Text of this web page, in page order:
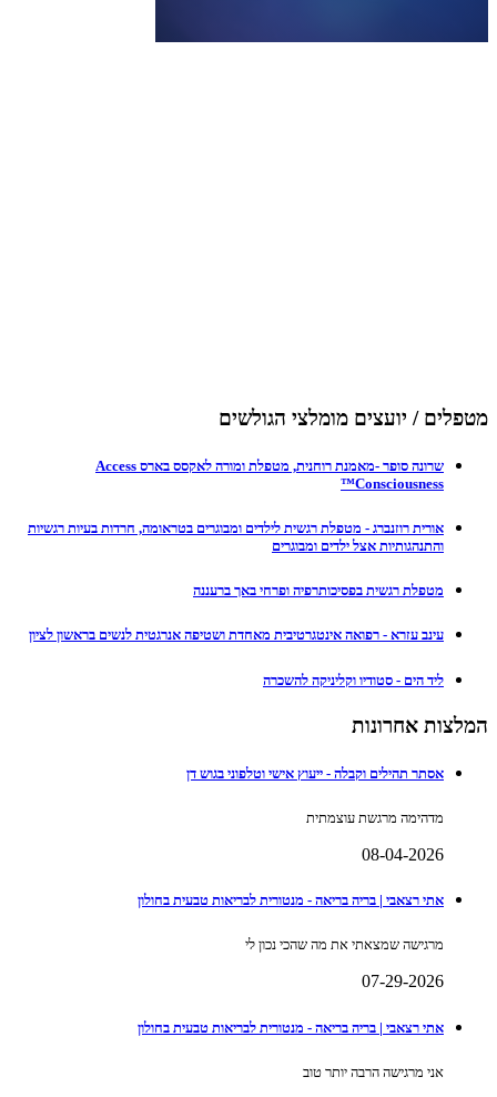
מטפלים / יועצים מומלצי הגולשים
שרונה סופר -מאמנת רוחנית, מטפלת ומורה לאקסס בארס Access
Consciousness™
אורית רוזנברג - מטפלת רגשית לילדים ומבוגרים בטראומה, חרדות בעיות רגשיות
והתנהגותיות אצל ילדים ומבוגרים
מטפלת רגשית בפסיכותרפיה ופרחי באך ברעננה
עינב עזרא - רפואה אינטגרטיבית מאחדת ושטיפה אנרגטית לנשים בראשון לציון
ליד הים - סטודיו וקליניקה להשכרה
המלצות אחרונות
אסתר תהילים וקבלה - ייעוץ אישי וטלפוני בגוש דן
מדהימה מרגשת עוצמתית
08-04-2026
אתי רצאבי | בריה בריאה - מנטורית לבריאות טבעית בחולון
מרגישה שמצאתי את מה שהכי נכון לי
07-29-2026
אתי רצאבי | בריה בריאה - מנטורית לבריאות טבעית בחולון
אני מרגישה הרבה יותר טוב